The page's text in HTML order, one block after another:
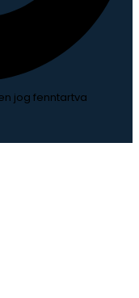
jog fenntartva